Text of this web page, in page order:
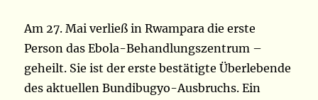
Am 27. Mai verließ in Rwampara die erste
Person das Ebola-Behandlungszentrum –
geheilt. Sie ist der erste bestätigte Überlebende
des aktuellen Bundibugyo-Ausbruchs. Ein